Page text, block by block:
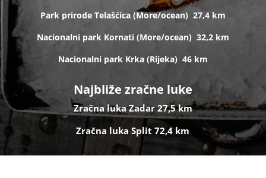
Park prirode Telašćica (More/ocean) 27,4 km
Nacionalni park Kornati (More/ocean) 32,2 km
Nacionalni park Krka (Rijeka) 46 km
Najbliže zračne luke
Zračna luka Zadar 27,5 km
Zračna luka Split 72,4 km